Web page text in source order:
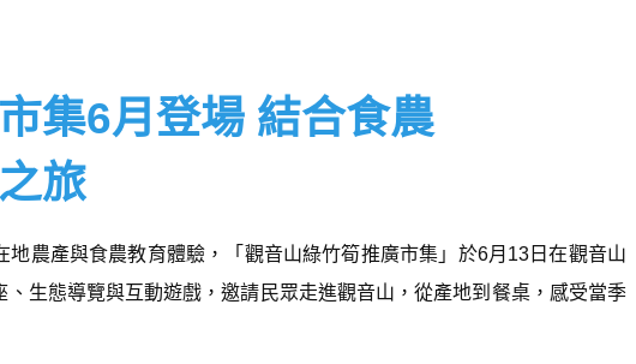
集6月登場 結合食農
旅
農產與食農教育體驗，「觀音山綠竹筍推廣市集」於6月13日在觀音山
生態導覽與互動遊戲，邀請民眾走進觀音山，從產地到餐桌，感受當季